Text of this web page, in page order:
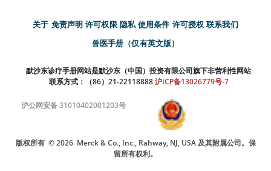
关于 免责声明 许可权限 隐私 使用条件 许可授权 联系我们
兽医手册（仅有英文版）
默沙东诊疗手册网站是默沙东（中国）投资有限公司旗下非营利性网站
联系方式：（86）21-22118888 沪ICP备13026779号-7
沪公网安备 31010402001203号
版权所有 © 2026 Merck & Co., Inc., Rahway, NJ, USA 及其附属公司。保
留所有权利。